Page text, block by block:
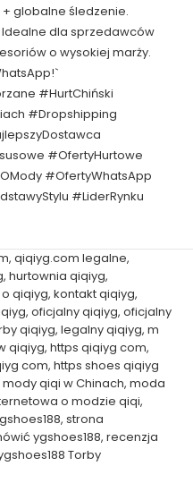
globalne śledzenie.
dla sprzedawców
o wysokiej marży.
#HurtChiński
#Dropshipping
#OfertyHurtowe
#OfertyWhatsApp
#LiderRynku
, qiqiyg.com legalne,
, hurtownia qiqiyg,
qiqiyg, kontakt qiqiyg,
, oficjalny qiqiyg, oficjalny
qiqiyg, legalny qiqiyg, m
qiqiyg, https qiqiyg com,
com, https shoes qiqiyg
qiqi w Chinach, moda
o modzie qiqi,
, strona
ygshoes188, recenzja
Torby